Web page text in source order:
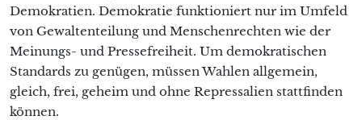
Demokratien. Demokratie funktioniert nur im Umfeld
von Gewaltenteilung und Menschenrechten wie der
Meinungs- und Pressefreiheit. Um demokratischen
Standards zu genügen, müssen Wahlen allgemein,
gleich, frei, geheim und ohne Repressalien stattfinden
können.